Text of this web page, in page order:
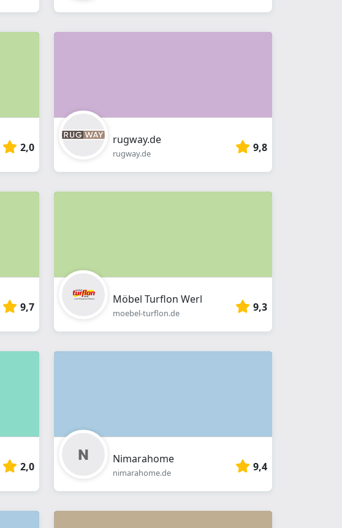
2,0
rugway.de
rugway.de 9,8
9,7
Möbel Turflon Werl
moebel-turflon.de 9,3
2,0
Nimarahome
nimarahome.de 9,4